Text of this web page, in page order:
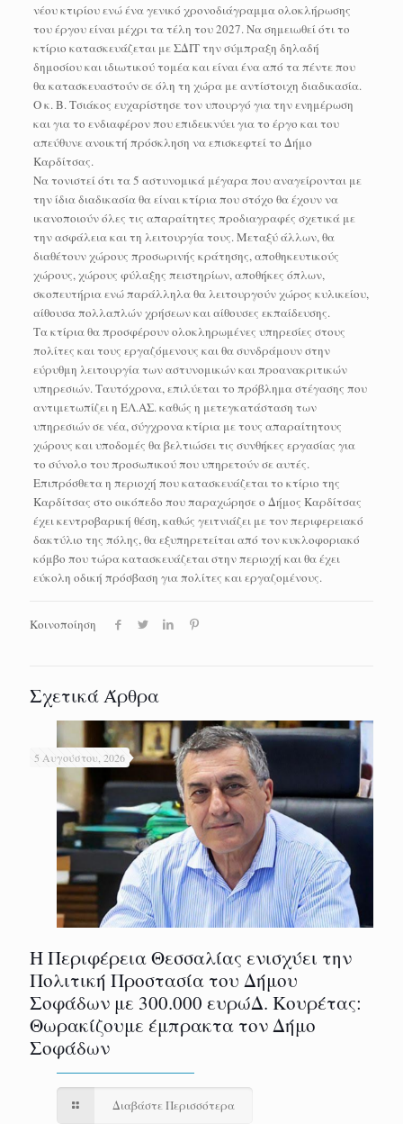
νέου κτιρίου ενώ ένα γενικό χρονοδιάγραμμα ολοκλήρωσης
του έργου είναι μέχρι τα τέλη του 2027. Να σημειωθεί ότι το
κτίριο κατασκευάζεται με ΣΔΙΤ την σύμπραξη δηλαδή
δημοσίου και ιδιωτικού τομέα και είναι ένα από τα πέντε που
θα κατασκευαστούν σε όλη τη χώρα με αντίστοιχη διαδικασία.
Ο κ. Β. Τσιάκος ευχαρίστησε τον υπουργό για την ενημέρωση
και για το ενδιαφέρον που επιδεικνύει για το έργο και του
απεύθυνε ανοικτή πρόσκληση να επισκεφτεί το Δήμο
Καρδίτσας.
Να τονιστεί ότι τα 5 αστυνομικά μέγαρα που αναγείρονται με
την ίδια διαδικασία θα είναι κτίρια που στόχο θα έχουν να
ικανοποιούν όλες τις απαραίτητες προδιαγραφές σχετικά με
την ασφάλεια και τη λειτουργία τους. Μεταξύ άλλων, θα
διαθέτουν χώρους προσωρινής κράτησης, αποθηκευτικούς
χώρους, χώρους φύλαξης πειστηρίων, αποθήκες όπλων,
σκοπευτήρια ενώ παράλληλα θα λειτουργούν χώρος κυλικείου,
αίθουσα πολλαπλών χρήσεων και αίθουσες εκπαίδευσης.
Τα κτίρια θα προσφέρουν ολοκληρωμένες υπηρεσίες στους
πολίτες και τους εργαζόμενους και θα συνδράμουν στην
εύρυθμη λειτουργία των αστυνομικών και προανακριτικών
υπηρεσιών. Ταυτόχρονα, επιλύεται το πρόβλημα στέγασης που
αντιμετωπίζει η ΕΛ.ΑΣ. καθώς η μετεγκατάσταση των
υπηρεσιών σε νέα, σύγχρονα κτίρια με τους απαραίτητους
χώρους και υποδομές θα βελτιώσει τις συνθήκες εργασίας για
το σύνολο του προσωπικού που υπηρετούν σε αυτές.
Επιπρόσθετα η περιοχή που κατασκευάζεται το κτίριο της
Καρδίτσας στο οικόπεδο που παραχώρησε ο Δήμος Καρδίτσας
έχει κεντροβαρική θέση, καθώς γειτνιάζει με τον περιφερειακό
δακτύλιο της πόλης, θα εξυπηρετείται από τον κυκλοφοριακό
κόμβο που τώρα κατασκευάζεται στην περιοχή και θα έχει
εύκολη οδική πρόσβαση για πολίτες και εργαζομένους.
Κοινοποίηση
Σχετικά Άρθρα
5 Αυγούστου, 2026
Η Περιφέρεια Θεσσαλίας ενισχύει την
Πολιτική Προστασία του Δήμου
Σοφάδων με 300.000 ευρώΔ. Κουρέτας:
Θωρακίζουμε έμπρακτα τον Δήμο
Σοφάδων
Διαβάστε Περισσότερα